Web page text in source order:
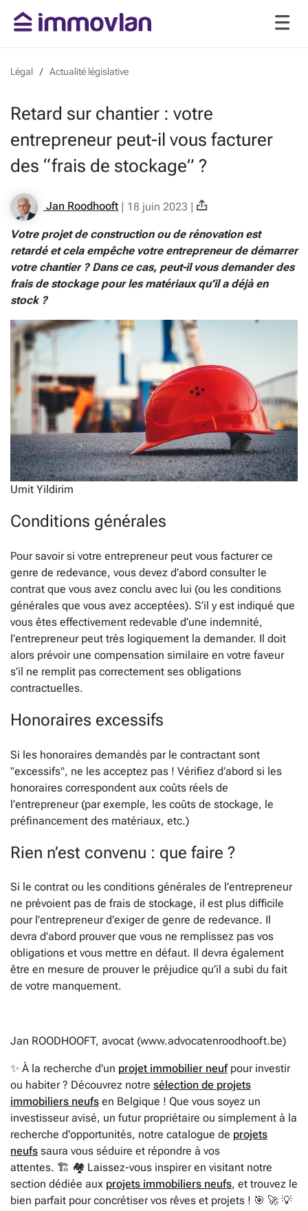
Légal Actualité législative
Retard sur chantier : votre
entrepreneur peut-il vous facturer
des “frais de stockage” ?
Jan Roodhooft | 18 juin 2023 |
Votre projet de construction ou de rénovation est
retardé et cela empêche votre entrepreneur de démarrer
votre chantier ? Dans ce cas, peut-il vous demander des
frais de stockage pour les matériaux qu’il a déjà en
stock ?
Umit Yildirim
Conditions générales
Pour savoir si votre entrepreneur peut vous facturer ce
genre de redevance, vous devez d’abord consulter le
contrat que vous avez conclu avec lui (ou les conditions
générales que vous avez acceptées). S’il y est indiqué que
vous êtes effectivement redevable d’une indemnité,
l’entrepreneur peut très logiquement la demander. Il doit
alors prévoir une compensation similaire en votre faveur
s’il ne remplit pas correctement ses obligations
contractuelles.
Honoraires excessifs
Si les honoraires demandés par le contractant sont
"excessifs", ne les acceptez pas ! Vérifiez d’abord si les
honoraires correspondent aux coûts réels de
l’entrepreneur (par exemple, les coûts de stockage, le
préfinancement des matériaux, etc.)
Rien n’est convenu : que faire ?
Si le contrat ou les conditions générales de l’entrepreneur
ne prévoient pas de frais de stockage, il est plus difficile
pour l’entrepreneur d’exiger de genre de redevance. Il
devra d’abord prouver que vous ne remplissez pas vos
obligations et vous mettre en défaut. Il devra également
être en mesure de prouver le préjudice qu’il a subi du fait
de votre manquement.
Jan ROODHOOFT, avocat (www.advocatenroodhooft.be)
✨ À la recherche d'un projet immobilier neufpour investir
ou habiter ? Découvrez notre sélection de projets
immobiliers neufs en Belgique ! Que vous soyez un
investisseur avisé, un futur propriétaire ou simplement à la
recherche d'opportunités, notre catalogue de projets
neufs saura vous séduire et répondre à vos
attentes. 🏗️ 🏘️ Laissez-vous inspirer en visitant notre
section dédiée aux projets immobiliers neufs, et trouvez le
bien parfait pour concrétiser vos rêves et projets ! 🎯 🚀 💡